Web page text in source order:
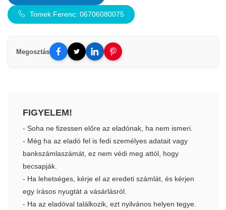
Tomek Ferenc: 06706080075
Megosztás
FIGYELEM!
- Soha ne fizessen előre az eladónak, ha nem ismeri.
- Még ha az eladó fel is fedi személyes adatait vagy
bankszámlaszámát, ez nem védi meg attól, hogy
becsapják.
- Ha lehetséges, kérje el az eredeti számlát, és kérjen
egy írásos nyugtát a vásárlásról.
- Ha az eladóval találkozik, ezt nyilvános helyen tegye.